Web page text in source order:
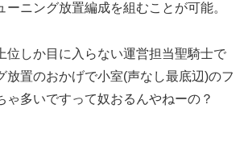
ーニング放置編成を組むことが可能。
位しか目に入らない運営担当聖騎士で
放置のおかげで小室(声なし最底辺)のフ
ゃ多いですって奴おるんやねーの？